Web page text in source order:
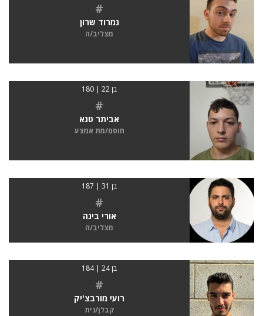
#
נמרוד שרון
מצליב/ה
בן 22 | 180
#
אביתר טנא
חוסם/מת אמצע
בן 31 | 187
#
אורי בינה
מצליב/ה
בן 24 | 184
#
רועי מורבצ'יק
קבלן/נית